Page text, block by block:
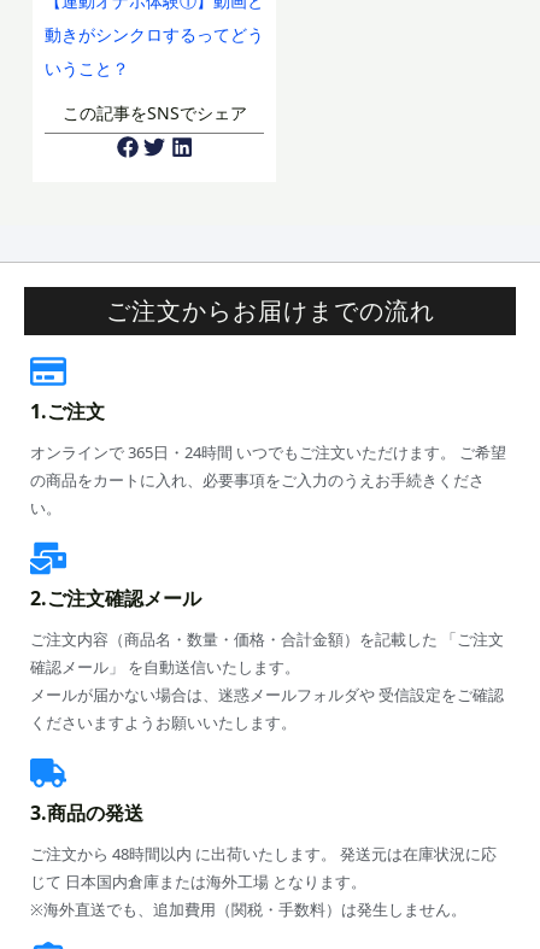
動きがシンクロするってどう
いうこと？
この記事をSNSでシェア
ご注文からお届けまでの流れ
1.ご注文
オンラインで 365日・24時間 いつでもご注文いただけます。 ご希望
の商品をカートに入れ、必要事項をご入力のうえお手続きくださ
い。
2.ご注文確認メール
ご注文内容（商品名・数量・価格・合計金額）を記載した 「ご注文
確認メール」 を自動送信いたします。
メールが届かない場合は、迷惑メールフォルダや 受信設定をご確認
くださいますようお願いいたします。
3.商品の発送
ご注文から 48時間以内 に出荷いたします。 発送元は在庫状況に応
じて 日本国内倉庫または海外工場 となります。
※海外直送でも、追加費用（関税・手数料）は発生しません。